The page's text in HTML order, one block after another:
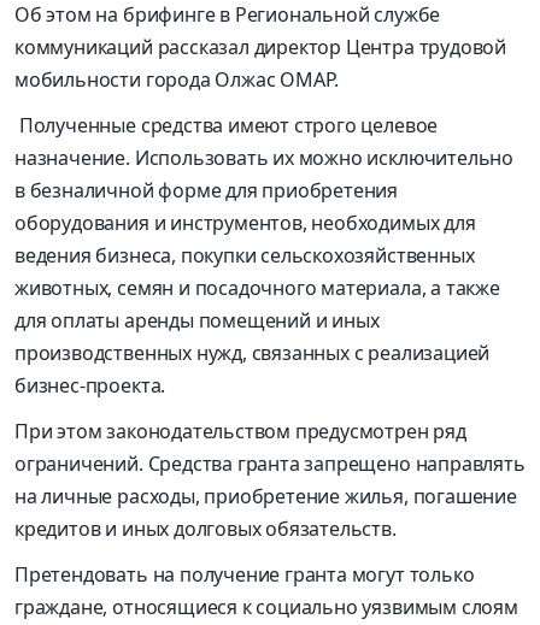
Об этом на брифинге в Региональной службе
коммуникаций рассказал директор Центра трудовой
мобильности города Олжас ОМАР.
Полученные средства имеют строго целевое
назначение. Использовать их можно исключительно
в безналичной форме для приобретения
оборудования и инструментов, необходимых для
ведения бизнеса, покупки сельскохозяйственных
животных, семян и посадочного материала, а также
для оплаты аренды помещений и иных
производственных нужд, связанных с реализацией
бизнес-проекта.
При этом законодательством предусмотрен ряд
ограничений. Средства гранта запрещено направлять
на личные расходы, приобретение жилья, погашение
кредитов и иных долговых обязательств.
Претендовать на получение гранта могут только
граждане, относящиеся к социально уязвимым слоям